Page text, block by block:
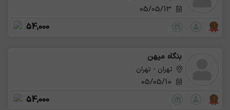
54,000
بنگاه میهن
تهران - تهران
54,000